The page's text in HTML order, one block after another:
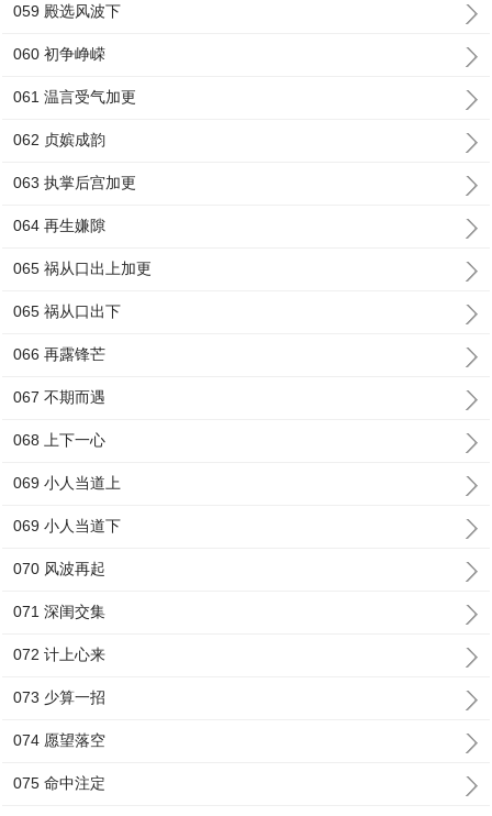
059 殿选风波下
060 初争峥嵘
061 温言受气加更
062 贞嫔成韵
063 执掌后宫加更
064 再生嫌隙
065 祸从口出上加更
065 祸从口出下
066 再露锋芒
067 不期而遇
068 上下一心
069 小人当道上
069 小人当道下
070 风波再起
071 深闺交集
072 计上心来
073 少算一招
074 愿望落空
075 命中注定